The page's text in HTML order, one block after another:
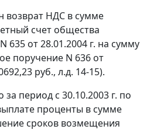
возврат НДС в сумме
счет общества
635 от 28.01.2004 г. на сумму
поручение N 636 от
руб., л.д. 14-15).
за период с 30.10.2003 г. по
проценты в сумме
сроков возмещения